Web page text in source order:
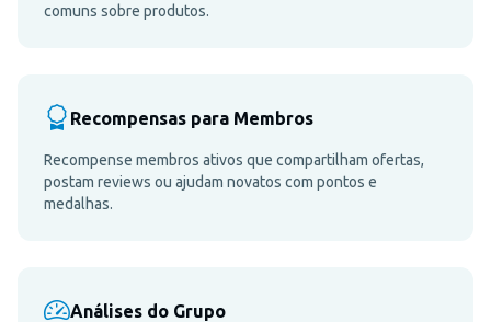
comuns sobre produtos.
Recompensas para Membros
Recompense membros ativos que compartilham ofertas,
postam reviews ou ajudam novatos com pontos e
medalhas.
Análises do Grupo